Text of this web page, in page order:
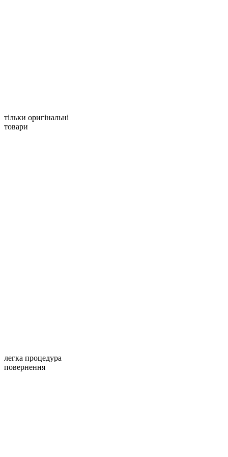
тільки оригінальні
товари
легка процедура
повернення